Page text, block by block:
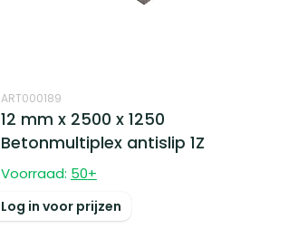
ART000189
12 mm x 2500 x 1250
Betonmultiplex antislip 1Z
Voorraad: 50+
Log in voor prijzen